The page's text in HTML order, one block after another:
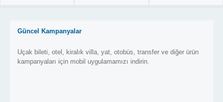
Güncel Kampanyalar
Uçak bileti, otel, kiralık villa, yat, otobüs, transfer ve diğer ürün
kampanyaları için mobil uygulamamızı indirin.